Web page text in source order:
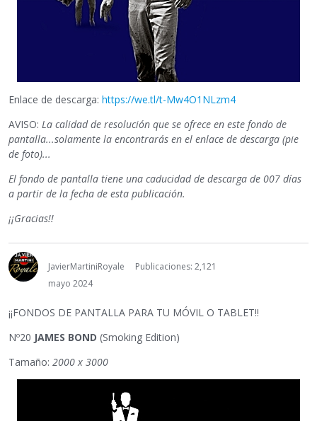
Enlace de descarga: https://we.tl/t-Mw4O1NLzm4
AVISO: La calidad de resolución que se ofrece en este fondo de
pantalla...solamente la encontrarás en el enlace de descarga (pie
de foto)...
El fondo de pantalla tiene una caducidad de descarga de 007 días
a partir de la fecha de esta publicación.
¡¡Gracias!!
JavierMartiniRoyale
Publicaciones: 2,121
mayo 2024
¡¡FONDOS DE PANTALLA PARA TU MÓVIL O TABLET!!
Nº20 JAMES BOND (Smoking Edition)
Tamaño: 2000 x 3000